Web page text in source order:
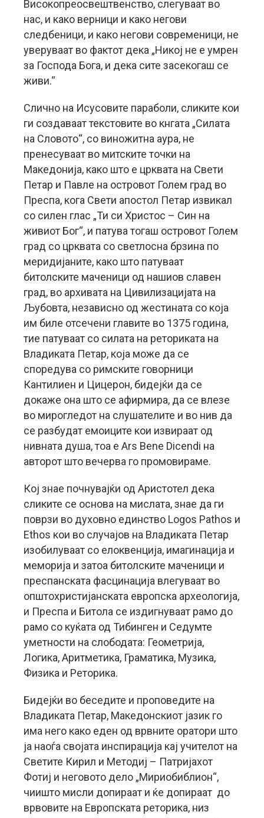
Високопреосвештвенство, слегуваат во
нас, и како верници и како негови
следбеници, и како негови современици, не
уверуваат во фактот дека „Никој не е умрен
за Господа Бога, и дека сите засекогаш се
живи.“
Слично на Исусовите параболи, сликите кои
ги создаваат текстовите во кнгата „Силата
на Словото“, со виножитна аура, не
пренесуваат во митските точки на
Македонија, како што е црквата на Свети
Петар и Павле на островот Голем град во
Преспа, кога Свети апостол Петар извикал
со силен глас „Ти си Христос – Син на
живиот Бог“, и патува тогаш островот Голем
град со црквата со светлосна брзина по
меридијаните, како што патуваат
битолските маченици од нашиов славен
град, во архивата на Цивилизацијата на
Љубовта, независно од жестината со која
им биле отсечени главите во 1375 година,
тие патуваат со силата на реториката на
Владиката Петар, која може да се
споредува со римските говорници
Кантилиен и Цицерон, бидејќи да се
докаже она што се афирмира, да се влезе
во мирогледот на слушателите и во нив да
се разбудат емоиците кои извираат од
нивната душа, тоа е Ars Bene Dicendi на
авторот што вечерва го промовираме.
Кој знае почнувајќи од Аристотел дека
сликите се основа на мислата, знае да ги
поврзи во духовно единство Logos Pathos и
Ethos кои во случајов на Владиката Петар
изобилуваат со елоквенција, имагинација и
меморија и затоа битолските маченици и
преспанската фасцинација влегуваат во
општохристијанската европска археологија,
и Преспа и Битола се издигнуваат рамо до
рамо со куќата од Тибинген и Седумте
уметности на слободата: Геометрија,
Логика, Аритметика, Граматика, Музика,
Физика и Реторика.
Бидејќи во беседите и проповедите на
Владиката Петар, Македонскиот јазик го
има него како еден од врвните оратори што
ја наоѓа својата инспирација кај учителот на
Светите Кирил и Методиј – Патријахот
Фотиј и неговото дело „Мириобиблион“,
чиишто мисли допираат и ќе допираат до
врвовите на Европската реторика, низ